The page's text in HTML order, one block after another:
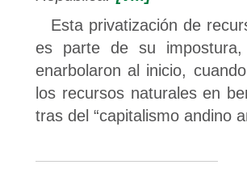
Esta privatización de
es parte de su impostura,
enarbolaron al inicio,
los recursos naturales en
tras del “capitalismo andino